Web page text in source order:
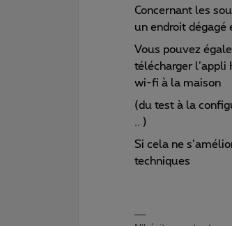
Concernant les
un endroit dégagé
Vous pouvez
télécharger l’appli
wi-fi à la maison
(du test à la
.. )
Si cela ne
techniques